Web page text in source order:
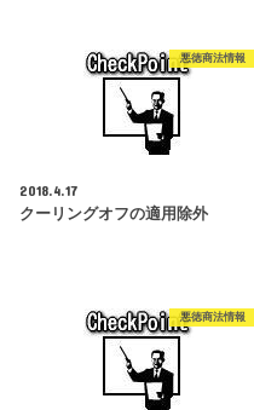
悪徳商法情報
2018.4.17
クーリングオフの適用除外
悪徳商法情報